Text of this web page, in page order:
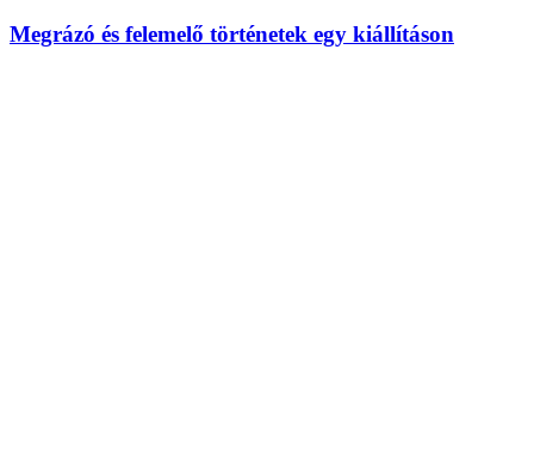
Megrázó és felemelő történetek egy kiállításon